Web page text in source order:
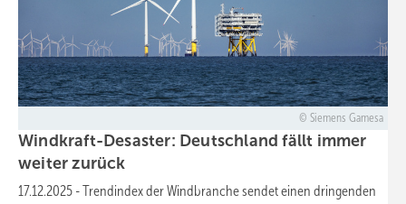
Siemens Gamesa
Windkraft-Desaster: Deutschland fällt immer
weiterzurück
17.12.2025 -Trendindex der Windbranche sendet einen dringenden